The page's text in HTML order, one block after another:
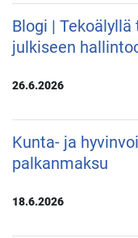
Blogi |
julkiseen
26.6.2026
Kunta- ja
palkanmaksu
18.6.2026